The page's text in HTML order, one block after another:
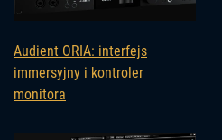
Audient ORIA: interfejs
immersyjny i kontroler
monitora